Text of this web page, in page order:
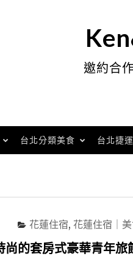
邀約合
台北分類美食 台北捷
花蓮住宿, 花蓮住宿｜
的套房式豪華青年